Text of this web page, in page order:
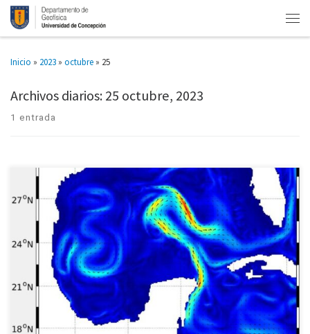
Inicio » 2023 » octubre » 25
Archivos diarios:25 octubre, 2023
1 entrada
Desde México llegó al Departamento de Geofísica de la Universidad de
Concepción el estudiante de doctorado de la Universidad Nacional
Autónoma de México César Torres. Su objetivo: trabajar en la […]